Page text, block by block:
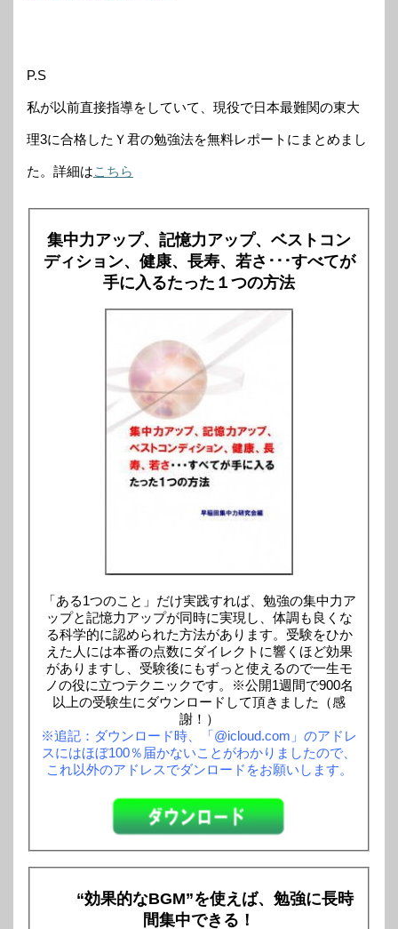
P.S
私が以前直接指導をしていて、現役で日本最難関の東大
理3に合格したＹ君の勉強法を無料レポートにまとめまし
た。詳細はこちら
集中力アップ、記憶力アップ、ベストコン
ディション、健康、長寿、若さ･･･すべてが
手に入るたった１つの方法
「ある1つのこと」だけ実践すれば、勉強の集中力ア
ップと記憶力アップが同時に実現し、体調も良くな
る科学的に認められた方法があります。受験をひか
えた人には本番の点数にダイレクトに響くほど効果
がありますし、受験後にもずっと使えるので一生モ
ノの役に立つテクニックです。※公開1週間で900名
以上の受験生にダウンロードして頂きました（感
謝！）
※追記：ダウンロード時、「@icloud.com」のアドレ
スにはほぼ100％届かないことがわかりましたので、
これ以外のアドレスでダンロードをお願いします。
“効果的なBGM”を使えば、勉強に長時
間集中できる！